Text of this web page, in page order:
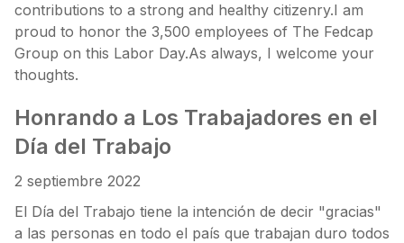
contributions to a strong and healthy citizenry.I am
proud to honor the 3,500 employees of The Fedcap
Group on this Labor Day.As always, I welcome your
thoughts.
Honrando a Los Trabajadores en el
Día del Trabajo
2 septiembre 2022
El Día del Trabajo tiene la intención de decir "gracias"
a las personas en todo el país que trabajan duro todos